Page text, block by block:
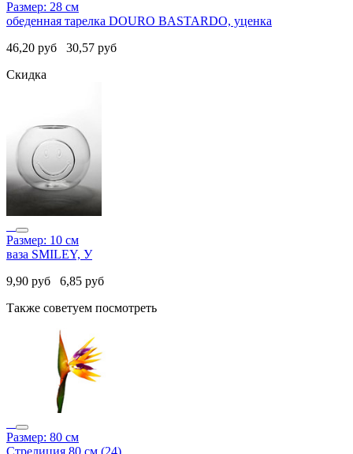
Размер: 28 см
обеденная тарелка DOURO BASTARDO, уценка
46,20 руб 30,57 руб
Скидка
Размер: 10 см
ваза SMILEY, У
9,90 руб 6,85 руб
Также советуем посмотреть
Размер: 80 см
Стрелиция 80 см (24)